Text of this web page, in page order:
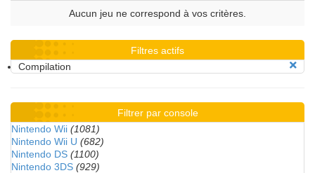
Aucun jeu ne correspond à vos critères.
Filtres actifs
Compilation
Filtrer par console
Nintendo Wii (1081)
Nintendo Wii U (682)
Nintendo DS (1100)
Nintendo 3DS (929)